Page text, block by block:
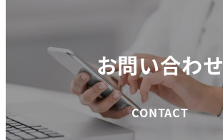
お問い合わせ
CONTACT